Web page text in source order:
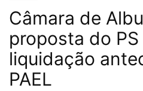
Câmara de
proposta do PS
liquidação
PAEL